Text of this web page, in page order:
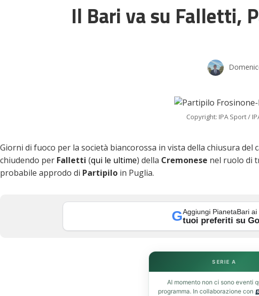
Il Bari va su Falletti,
Copyright: IPA Sport /
Giorni di fuoco per la società biancorossa in vista della chiusura del
chiudendo per Falletti (qui le ultime) della Cremonese nel ruolo di
probabile approdo di Partipilo in Puglia.
GAggiungi PianetaBari ai
tuoi preferiti su
SERIE A
Al momento non ci sono eventi
programma. In collaborazione con